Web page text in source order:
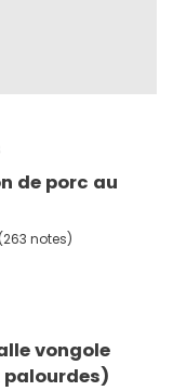
de porc au
(263 notes)
vongole